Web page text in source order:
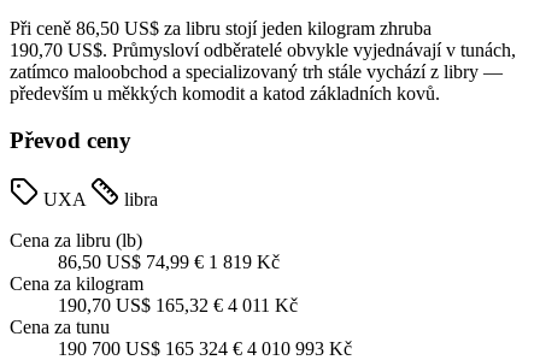
Při ceně 86,50 US$ za libru stojí jeden kilogram zhruba
190,70 US$. Průmysloví odběratelé obvykle vyjednávají v tunách,
zatímco maloobchod a specializovaný trh stále vychází z libry —
především u měkkých komodit a katod základních kovů.
Převod ceny
UXA
libra
Cena za libru (lb)
86,50 US$ 74,99 € 1 819 Kč
Cena za kilogram
190,70 US$ 165,32 € 4 011 Kč
Cena za tunu
190 700 US$ 165 324 € 4 010 993 Kč